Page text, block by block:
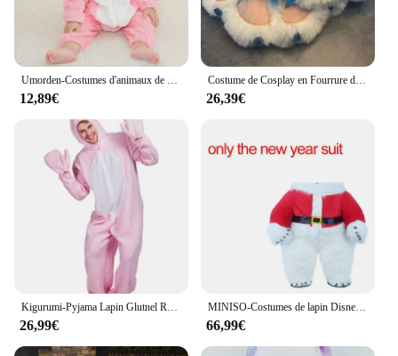
12,89€
Costume de Cosplay en Fourrure de Patte de Lapin et de Bête, Déguisement de Chat
26,39€
26,99€
MINISO-Costumes de lapin Disney pour adultes, tissu en peluche doux, mascotte de lapin gris, haute qualité, meilleur savoir, drôle, 2025
66,99€